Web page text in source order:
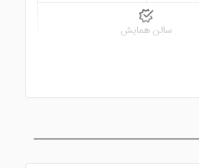
سالن همایش